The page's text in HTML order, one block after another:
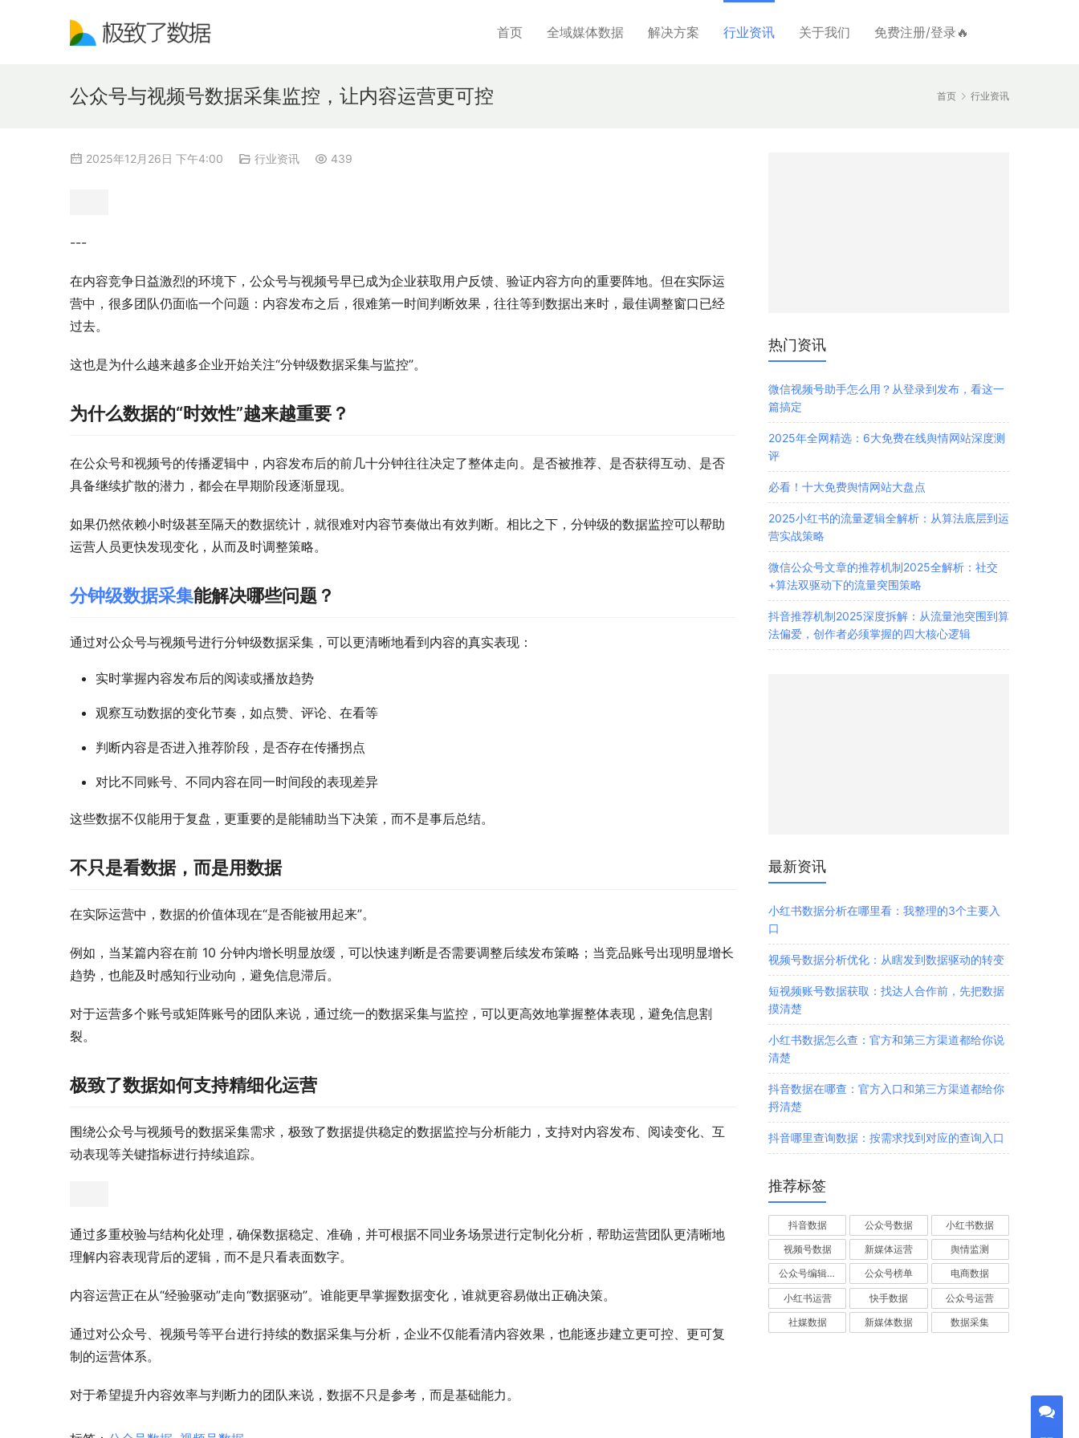
首页 全域媒体数据 解决方案 行业资讯 关于我们 免费注册/登录🔥
首页 行业资讯
公众号与视频号数据采集监控，让内容运营更可控
2025年12月26日 下午4:00 行业资讯 439
---
在内容竞争日益激烈的环境下，公众号与视频号早已成为企业获取用户反馈、验证内容方向的重要阵地。但在实际运
营中，很多团队仍面临一个问题：内容发布之后，很难第一时间判断效果，往往等到数据出来时，最佳调整窗口已经
过去。
这也是为什么越来越多企业开始关注“分钟级数据采集与监控”。
为什么数据的“时效性”越来越重要？
在公众号和视频号的传播逻辑中，内容发布后的前几十分钟往往决定了整体走向。是否被推荐、是否获得互动、是否
具备继续扩散的潜力，都会在早期阶段逐渐显现。
如果仍然依赖小时级甚至隔天的数据统计，就很难对内容节奏做出有效判断。相比之下，分钟级的数据监控可以帮助
运营人员更快发现变化，从而及时调整策略。
分钟级数据采集能解决哪些问题？
通过对公众号与视频号进行分钟级数据采集，可以更清晰地看到内容的真实表现：
实时掌握内容发布后的阅读或播放趋势
观察互动数据的变化节奏，如点赞、评论、在看等
判断内容是否进入推荐阶段，是否存在传播拐点
对比不同账号、不同内容在同一时间段的表现差异
这些数据不仅能用于复盘，更重要的是能辅助当下决策，而不是事后总结。
不只是看数据，而是用数据
在实际运营中，数据的价值体现在“是否能被用起来”。
例如，当某篇内容在前 10 分钟内增长明显放缓，可以快速判断是否需要调整后续发布策略；当竞品账号出现明显增长
趋势，也能及时感知行业动向，避免信息滞后。
对于运营多个账号或矩阵账号的团队来说，通过统一的数据采集与监控，可以更高效地掌握整体表现，避免信息割
裂。
极致了数据如何支持精细化运营
围绕公众号与视频号的数据采集需求，极致了数据提供稳定的数据监控与分析能力，支持对内容发布、阅读变化、互
动表现等关键指标进行持续追踪。
通过多重校验与结构化处理，确保数据稳定、准确，并可根据不同业务场景进行定制化分析，帮助运营团队更清晰地
理解内容表现背后的逻辑，而不是只看表面数字。
内容运营正在从“经验驱动”走向“数据驱动”。谁能更早掌握数据变化，谁就更容易做出正确决策。
通过对公众号、视频号等平台进行持续的数据采集与分析，企业不仅能看清内容效果，也能逐步建立更可控、更可复
制的运营体系。
对于希望提升内容效率与判断力的团队来说，数据不只是参考，而是基础能力。
热门资讯
微信视频号助手怎么用？从登录到发布，看这一
篇搞定
2025年全网精选：6大免费在线舆情网站深度测
评
必看！十大免费舆情网站大盘点
2025小红书的流量逻辑全解析：从算法底层到运
营实战策略
微信公众号文章的推荐机制2025全解析：社交
+算法双驱动下的流量突围策略
抖音推荐机制2025深度拆解：从流量池突围到算
法偏爱，创作者必须掌握的四大核心逻辑
最新资讯
小红书数据分析在哪里看：我整理的3个主要入
口
视频号数据分析优化：从瞎发到数据驱动的转变
短视频账号数据获取：找达人合作前，先把数据
摸清楚
小红书数据怎么查：官方和第三方渠道都给你说
清楚
抖音数据在哪查：官方入口和第三方渠道都给你
捋清楚
抖音哪里查询数据：按需求找到对应的查询入口
推荐标签
抖音数据 公众号数据 小红书数据
视频号数据 新媒体运营 舆情监测
公众号编辑器 公众号榜单 电商数据
小红书运营 快手数据 公众号运营
社媒数据 新媒体数据 数据采集